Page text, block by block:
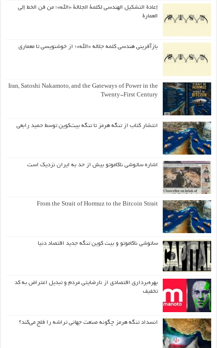
إعادة التشكيل الهندسي لكلمة الجلالة «الله»؛ من فن الخط إلى
العمارة
بازآفرینی هندسی کلمه جلاله «الله»؛ از خوشنویسی تا معماری
Iran, Satoshi Nakamoto, and the Gateways of Power in the
Twenty-First Century
انتشار کتاب از تنگه هرمز تا تنگه بیت‌کوین توسط حمید رابعی
اشاره ساتوشی ناکاموتو بیش از حد به ایران نزدیک است
From the Strait of Hormuz to the Bitcoin Strait
ساتوشی ناکاموتو و بیت کوین تنگه جدید اقتصاد دنیا
بهره‌برداری اقتصادی از نارضایتی مردم و تبدیل اعتراض به کد
تخفیف
انسداد تنگه هرمز چگونه صنعت جهانی تراشه را فلج می‌کند؟